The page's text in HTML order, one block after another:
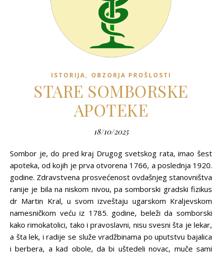
ISTORIJA, OBZORJA PROŠLOSTI
STARE SOMBORSKE
APOTEKE
18/10/2025
Sombor je, do pred kraj Drugog svetskog rata, imao šest
apoteka, od kojih je prva otvorena 1766, a poslednja 1920.
godine. Zdravstvena prosvećenost ovdašnjeg stanovništva
ranije je bila na niskom nivou, pa somborski gradski fizikus
dr Martin Kral, u svom izveštaju ugarskom Kraljevskom
namesničkom veću iz 1785. godine, beleži da somborski
kako rimokatolici, tako i pravoslavni, nisu svesni šta je lekar,
a šta lek, i radije se služe vradžbinama po uputstvu bajalica
i berbera, a kad obole, da bi uštedeli novac, muče sami